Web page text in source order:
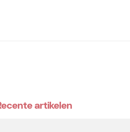
artikelen